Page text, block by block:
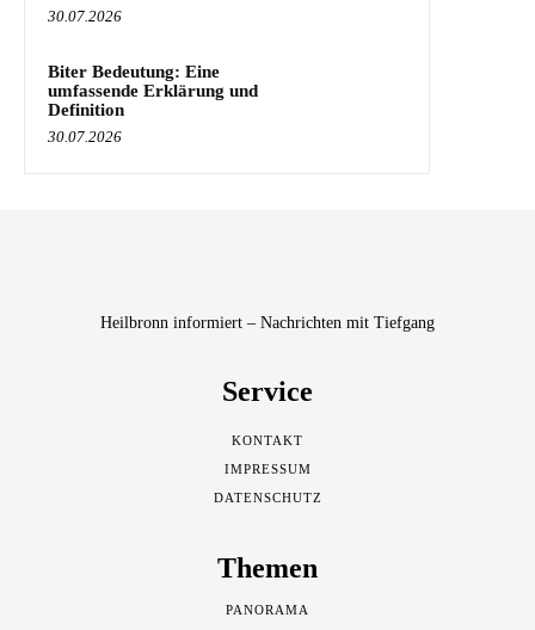
30.07.2026
Biter Bedeutung: Eine
umfassende Erklärung und
Definition
30.07.2026
Heilbronn informiert – Nachrichten mit Tiefgang
Service
KONTAKT
IMPRESSUM
DATENSCHUTZ
Themen
PANORAMA